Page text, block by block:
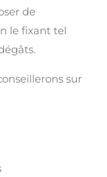
de
le fixant tel
sur